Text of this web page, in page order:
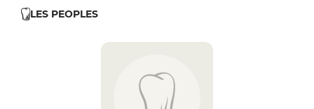
LES PEOPLES